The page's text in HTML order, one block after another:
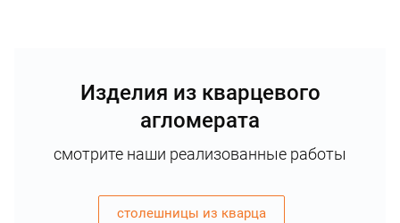
Изделия из кварцевого
агломерата
смотрите наши реализованные работы
столешницы из кварца